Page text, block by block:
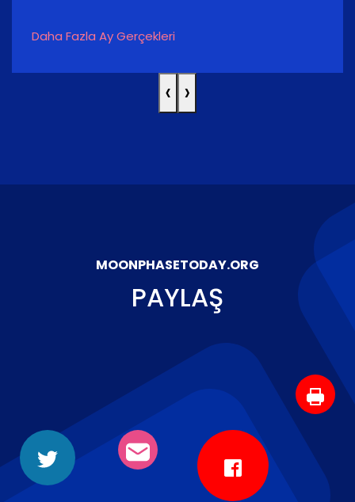
Daha Fazla Ay Gerçekleri
‹ ›
MOONPHASETODAY.ORG
PAYLAŞ